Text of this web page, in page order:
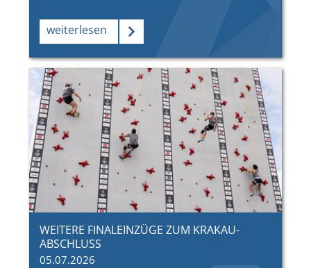
weiterlesen
WEITERE FINALEINZÜGE ZUM KRAKAU-
ABSCHLUSS
05.07.2026